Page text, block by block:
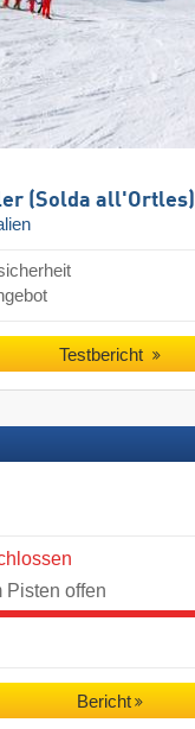
(Solda all'Ortles)
Testbericht
Pisten offen
Bericht